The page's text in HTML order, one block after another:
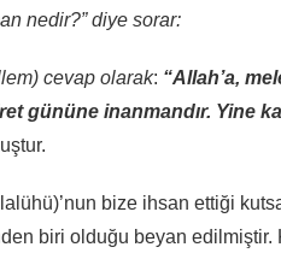
nedir?” diye sorar:
cevap olarak: “Allah’a,
gününe inanmandır. Yine
bize ihsan ettiği
biri olduğu beyan edilmiştir.